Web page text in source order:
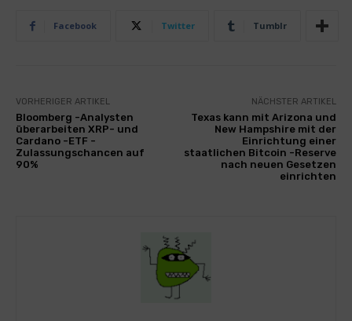
Facebook Twitter Tumblr
VORHERIGER ARTIKEL
Bloomberg -Analysten
überarbeiten XRP- und
Cardano -ETF -
Zulassungschancen auf
90%
NÄCHSTER ARTIKEL
Texas kann mit Arizona und
New Hampshire mit der
Einrichtung einer
staatlichen Bitcoin -Reserve
nach neuen Gesetzen
einrichten